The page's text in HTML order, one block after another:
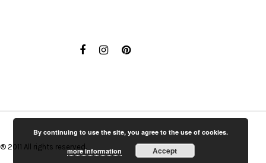
® 2011 All rights reserved.
By continuing to use the site, you agree to the use of cookies.
more information Accept